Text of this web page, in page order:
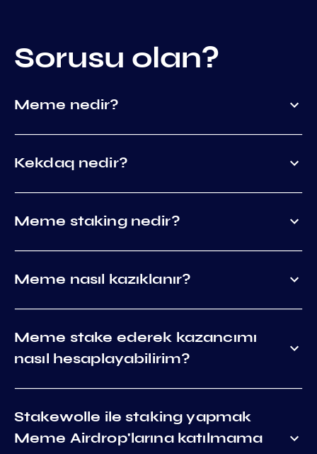
Sorusu olan?
Meme nedir?
Kekdaq nedir?
Meme staking nedir?
Meme nasıl kazıklanır?
Meme stake ederek kazancımı
nasıl hesaplayabilirim?
Stakewolle ile staking yapmak
Meme Airdrop'larına katılmama